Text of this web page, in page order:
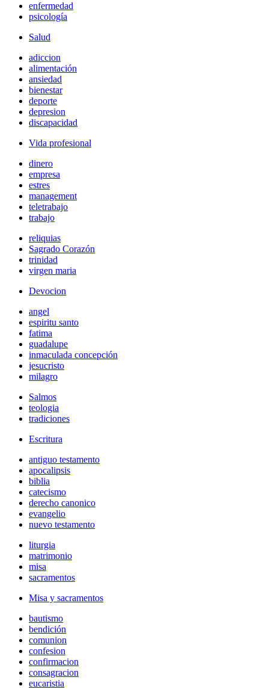
enfermedad
psicología
Salud
adiccion
alimentación
ansiedad
bienestar
deporte
depresion
discapacidad
Vida profesional
dinero
empresa
estres
management
teletrabajo
trabajo
reliquias
Sagrado Corazón
trinidad
virgen maria
Devocion
angel
espiritu santo
fatima
guadalupe
inmaculada concepción
jesucristo
milagro
Salmos
teologia
tradiciones
Escritura
antiguo testamento
apocalipsis
biblia
catecismo
derecho canonico
evangelio
nuevo testamento
liturgia
matrimonio
misa
sacramentos
Misa y sacramentos
bautismo
bendición
comunion
confesion
confirmacion
consagracion
eucaristia